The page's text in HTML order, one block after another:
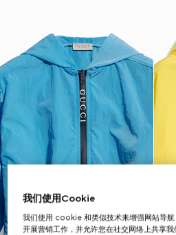
我们使用Cookie
我们使用 cookie 和类似技术来增强网站导航
开展营销工作，并允许您在社交网络上共享